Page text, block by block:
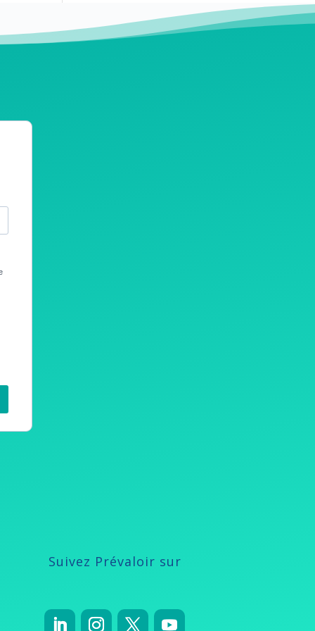
Suivez Prévaloir sur